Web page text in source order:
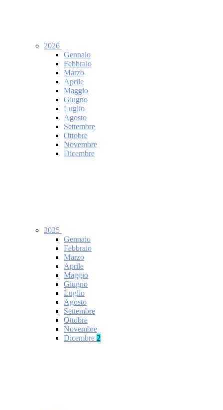
2026
Gennaio
Febbraio
Marzo
Aprile
Maggio
Giugno
Luglio
Agosto
Settembre
Ottobre
Novembre
Dicembre
2025
Gennaio
Febbraio
Marzo
Aprile
Maggio
Giugno
Luglio
Agosto
Settembre
Ottobre
Novembre
Dicembre 2